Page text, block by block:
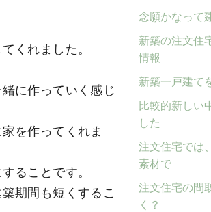
くれました。
に作っていく感じ
を作ってくれま
ることです。
期間も短くするこ
念願かなって
新築の注文住
情報
新築一戸建て
比較的新しい
した
注文住宅では
素材で
注文住宅の間
く？